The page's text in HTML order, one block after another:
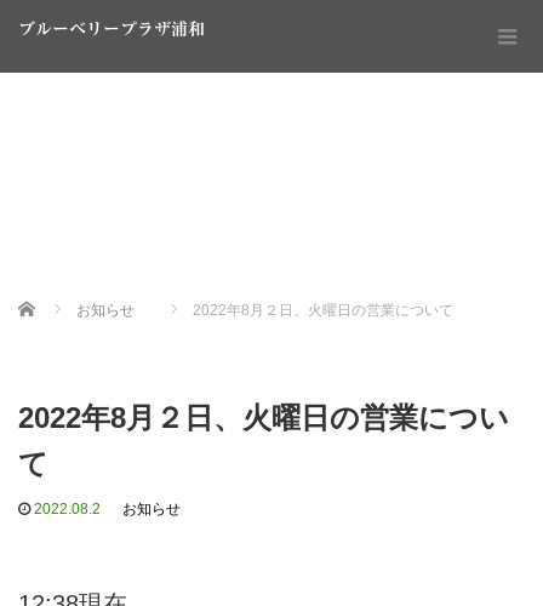
ブルーベリープラザ浦和
Home お知らせ 2022年8月２日、火曜日の営業について
2022年8月２日、火曜日の営業につい
て
2022.08.2 お知らせ